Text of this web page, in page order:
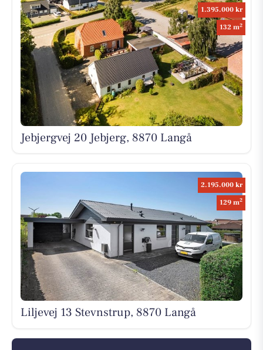
1.395.000 kr
132 m2
Jebjergvej 20 Jebjerg, 8870 Langå
2.195.000 kr
129 m2
Liljevej 13 Stevnstrup, 8870 Langå